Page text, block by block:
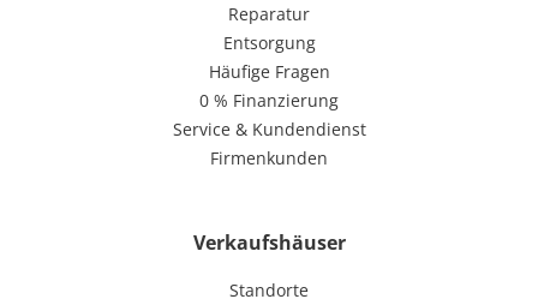
Reparatur
Entsorgung
Häufige Fragen
0 % Finanzierung
Service & Kundendienst
Firmenkunden
Verkaufshäuser
Standorte